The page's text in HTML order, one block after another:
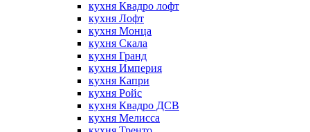
кухня Квадро лофт
кухня Лофт
кухня Монца
кухня Скала
кухня Гранд
кухня Империя
кухня Капри
кухня Ройс
кухня Квадро ДСВ
кухня Мелисса